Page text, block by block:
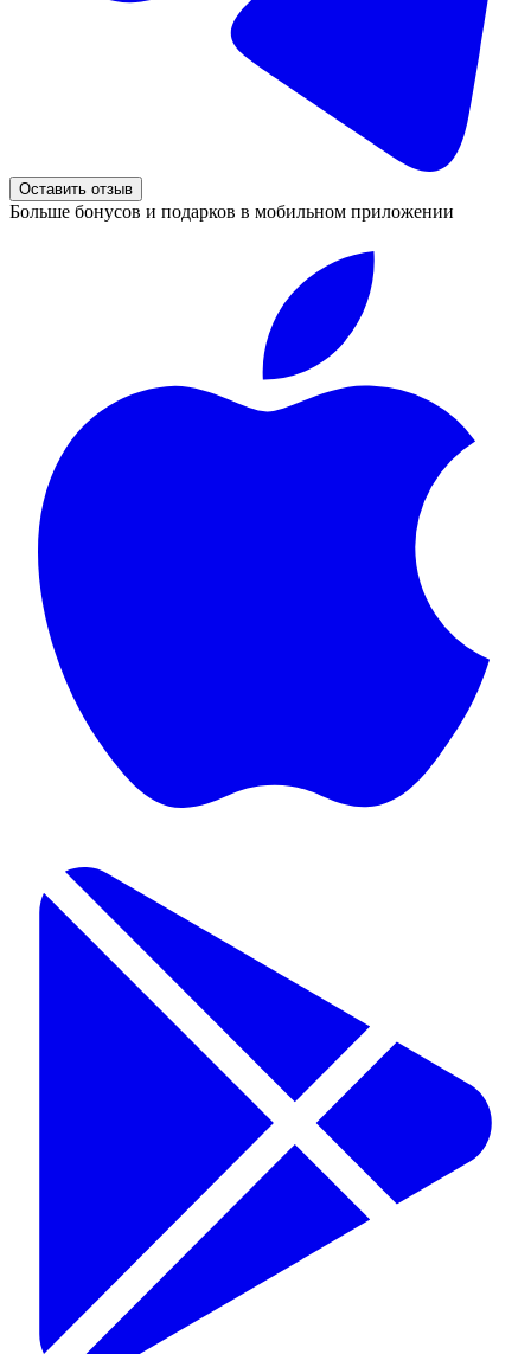
Оставить отзыв
Больше бонусов и подарков в мобильном приложении